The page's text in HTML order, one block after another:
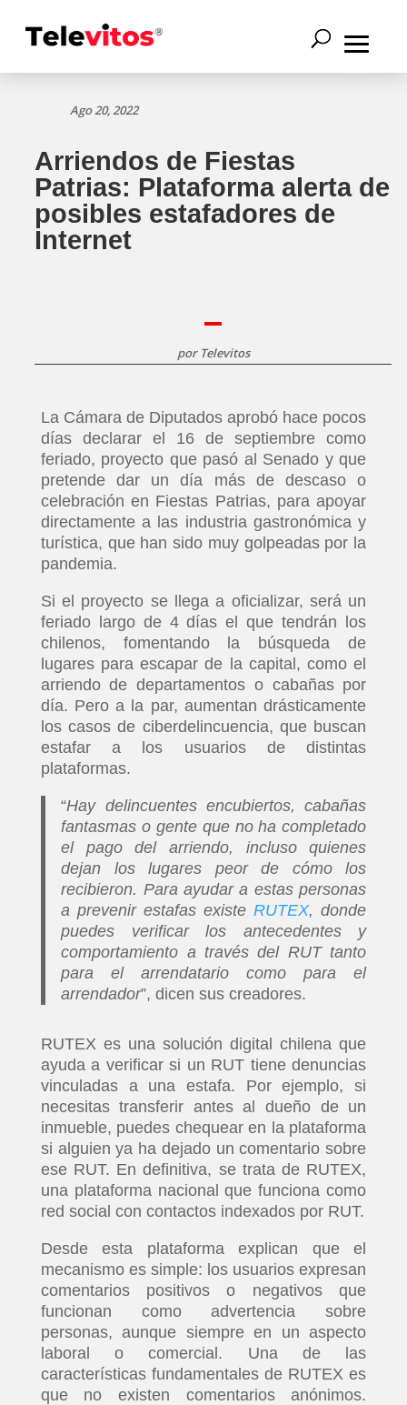
Ago 20, 2022
Arriendos de Fiestas
Patrias: Plataforma alerta de
posibles estafadores de
Internet
por Televitos
La Cámara de Diputados aprobó hace pocos
días declarar el 16 de septiembre como
feriado, proyecto que pasó al Senado y que
pretende dar un día más de descaso o
celebración en Fiestas Patrias, para apoyar
directamente a las industria gastronómica y
turística, que han sido muy golpeadas por la
pandemia.
Si el proyecto se llega a oficializar, será un
feriado largo de 4 días el que tendrán los
chilenos, fomentando la búsqueda de
lugares para escapar de la capital, como el
arriendo de departamentos o cabañas por
día. Pero a la par, aumentan drásticamente
los casos de ciberdelincuencia, que buscan
estafar a los usuarios de distintas
plataformas.
“Hay delincuentes encubiertos, cabañas
fantasmas o gente que no ha completado
el pago del arriendo, incluso quienes
dejan los lugares peor de cómo los
recibieron. Para ayudar a estas personas
a prevenir estafas existeRUTEX, donde
puedes verificar los antecedentes y
comportamiento a través del RUT tanto
para el arrendatario como para el
arrendador”, dicen sus creadores.
RUTEX es una solución digital chilena que
ayuda a verificar si un RUT tiene denuncias
vinculadas a una estafa. Por ejemplo, si
necesitas transferir antes al dueño de un
inmueble, puedes chequear en la plataforma
si alguien ya ha dejado un comentario sobre
ese RUT. En definitiva, se trata de RUTEX,
una plataforma nacional que funciona como
red social con contactos indexados por RUT.
Desde esta plataforma explican que el
mecanismo es simple: los usuarios expresan
comentarios positivos o negativos que
funcionan como advertencia sobre
personas, aunque siempre en un aspecto
laboral o comercial. Una de las
características fundamentales de RUTEX es
que no existen comentarios anónimos.